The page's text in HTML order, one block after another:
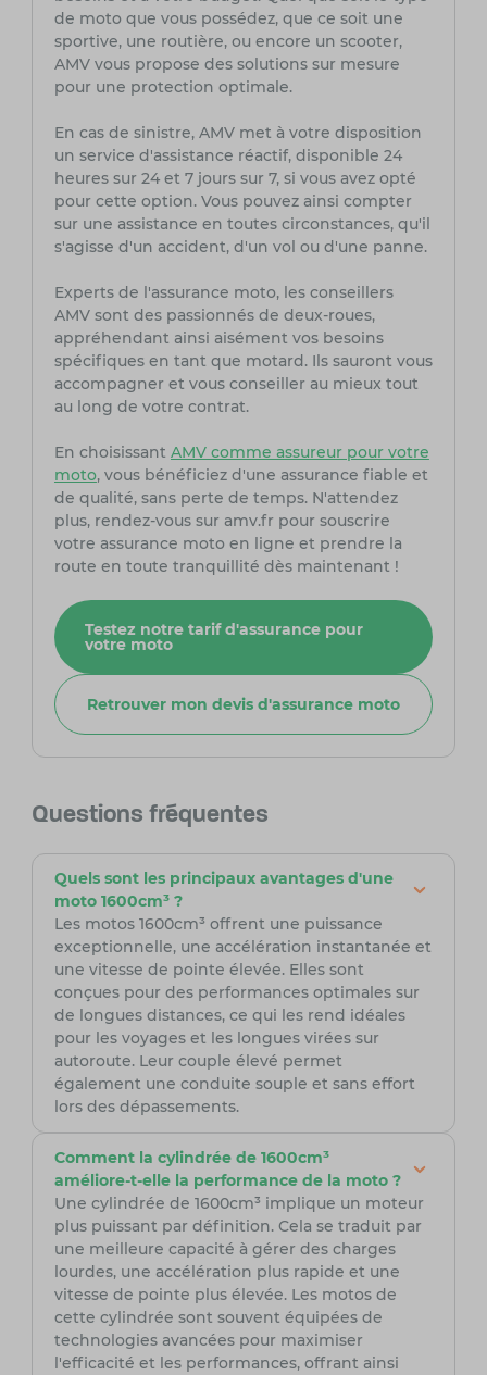
de moto que vous possédez, que ce soit une
sportive, une routière, ou encore un scooter,
AMV vous propose des solutions sur mesure
pour une protection optimale.
En cas de sinistre, AMV met à votre disposition
un service d'assistance réactif, disponible 24
heures sur 24 et 7 jours sur 7, si vous avez opté
pour cette option. Vous pouvez ainsi compter
sur une assistance en toutes circonstances, qu'il
s'agisse d'un accident, d'un vol ou d'une panne.
Experts de l'assurance moto, les conseillers
AMV sont des passionnés de deux-roues,
appréhendant ainsi aisément vos besoins
spécifiques en tant que motard. Ils sauront vous
accompagner et vous conseiller au mieux tout
au long de votre contrat.
En choisissant AMV comme assureur pour votre
moto, vous bénéficiez d'une assurance fiable et
de qualité, sans perte de temps. N'attendez
plus, rendez-vous sur amv.fr pour souscrire
votre assurance moto en ligne et prendre la
route en toute tranquillité dès maintenant !
Testez notre tarif d'assurance pour
votre moto
Retrouver mon devis d'assurance moto
Questions fréquentes
Quels sont les principaux avantages d'une
moto 1600cm³ ?
Les motos 1600cm³ offrent une puissance
exceptionnelle, une accélération instantanée et
une vitesse de pointe élevée. Elles sont
conçues pour des performances optimales sur
de longues distances, ce qui les rend idéales
pour les voyages et les longues virées sur
autoroute. Leur couple élevé permet
également une conduite souple et sans effort
lors des dépassements.
Comment la cylindrée de 1600cm³
améliore-t-elle la performance de la moto ?
Une cylindrée de 1600cm³ implique un moteur
plus puissant par définition. Cela se traduit par
une meilleure capacité à gérer des charges
lourdes, une accélération plus rapide et une
vitesse de pointe plus élevée. Les motos de
cette cylindrée sont souvent équipées de
technologies avancées pour maximiser
l'efficacité et les performances, offrant ainsi